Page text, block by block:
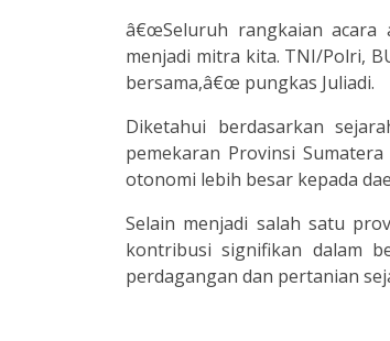
â€œSeluruh rangkaian
menjadi mitra kita. TNI/Polri,
bersama,â€œ pungkas Juliadi.
Diketahui berdasarkan
pemekaran Provinsi
otonomi lebih besar kepada
Selain menjadi salah satu
kontribusi signifikan dalam
perdagangan dan pertanian